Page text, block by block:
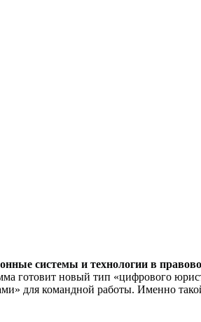
системы и технологии в
готовит новый тип «цифрового
для командной работы. Именно